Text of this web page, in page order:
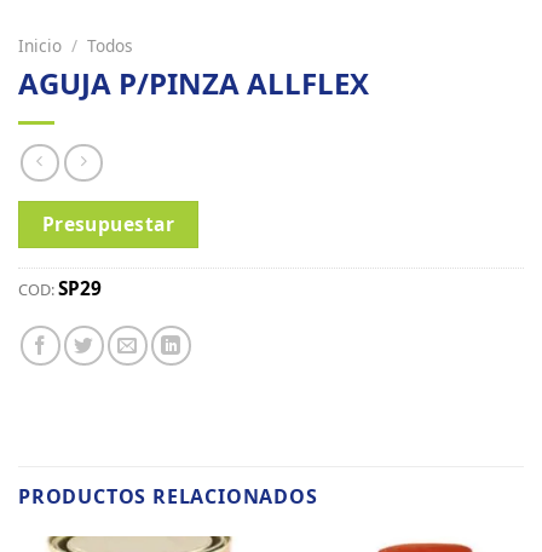
Inicio / Todos
AGUJA P/PINZA ALLFLEX
Presupuestar
COD:SP29
PRODUCTOS RELACIONADOS